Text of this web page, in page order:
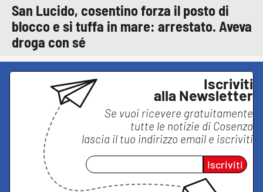
San Lucido, cosentino forza il posto di
blocco e si tuffa in mare: arrestato. Aveva
droga con sé
Iscriviti
alla Newsletter
Se vuoi ricevere gratuitamente
tutte le notizie di Cosenza
lascia il tuo indirizzo email e iscriviti
Iscriviti